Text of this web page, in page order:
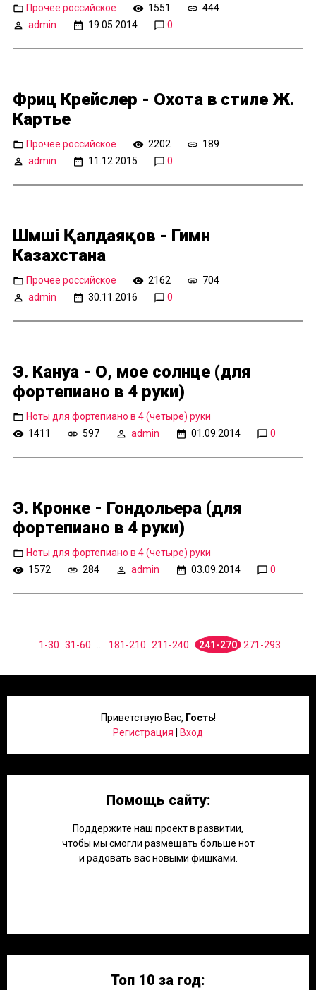
Прочее российское 1551
444
admin
19.05.2014 0
Фриц Крейслер - Охота в стиле Ж.
Картье
Прочее российское 2202
189
admin
11.12.2015 0
Шәмші Қалдаяқов - Гимн
Казахстана
Прочее российское 2162
704
admin
30.11.2016 0
Э. Кануа - О, мое солнце (для
фортепиано в 4 руки)
Ноты для фортепиано в 4 (четыре) руки
1411
597 admin 01.09.2014 0
Э. Кронке - Гондольера (для
фортепиано в 4 руки)
Ноты для фортепиано в 4 (четыре) руки
1572
284 admin 03.09.2014 0
1-30 31-60 ... 181-210 211-240 241-270 271-293
Приветствую Вас, Гость!
Регистрация
Вход
Помощь сайту:
Поддержите наш проект в развитии,
чтобы мы смогли размещать больше нот
и радовать вас новыми фишками.
Топ 10 за год: